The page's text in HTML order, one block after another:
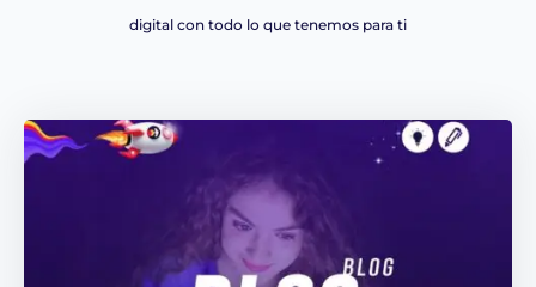
digital con todo lo que tenemos para ti